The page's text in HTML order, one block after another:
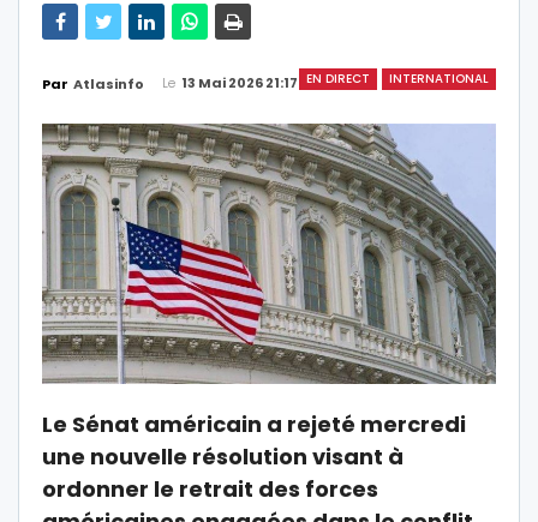
EN DIRECT INTERNATIONAL
Par Atlasinfo Le 13 Mai 2026 21:17
Le Sénat américain a rejeté mercredi
une nouvelle résolution visant à
ordonner le retrait des forces